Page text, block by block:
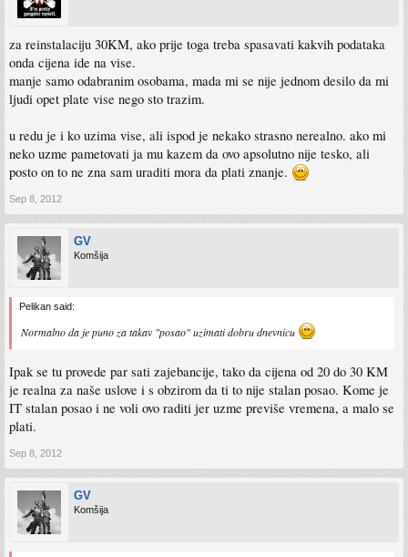
za reinstalaciju 30KM, ako prije toga treba spasavati kakvih podataka
onda cijena ide na vise.
manje samo odabranim osobama, mada mi se nije jednom desilo da mi
ljudi opet plate vise nego sto trazim.
u redu je i ko uzima vise, ali ispod je nekako strasno nerealno. ako mi
neko uzme pametovati ja mu kazem da ovo apsolutno nije tesko, ali
posto on to ne zna sam uraditi mora da plati znanje.
Sep 8, 2012
GV
Komšija
Pelikan said:
Normalno da je puno za takav "posao" uzimati dobru dnevnicu
Ipak se tu provede par sati zajebancije, tako da cijena od 20 do 30 KM
je realna za naše uslove i s obzirom da ti to nije stalan posao. Kome je
IT stalan posao i ne voli ovo raditi jer uzme previše vremena, a malo se
plati.
Sep 8, 2012
GV
Komšija